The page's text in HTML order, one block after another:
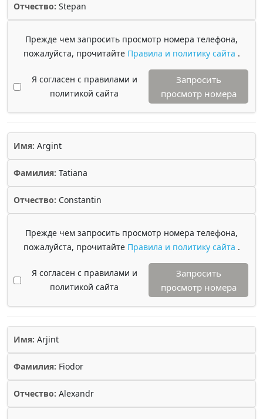
Отчество: Stepan
Прежде чем запросить просмотр номера телефона,
пожалуйста, прочитайте Правила и политику сайта .
Я согласен с правилами и
политикой сайта
Запросить
просмотр номера
Имя: Argint
Фамилия: Tatiana
Отчество: Constantin
Прежде чем запросить просмотр номера телефона,
пожалуйста, прочитайте Правила и политику сайта .
Я согласен с правилами и
политикой сайта
Запросить
просмотр номера
Имя: Arjint
Фамилия: Fiodor
Отчество: Alexandr